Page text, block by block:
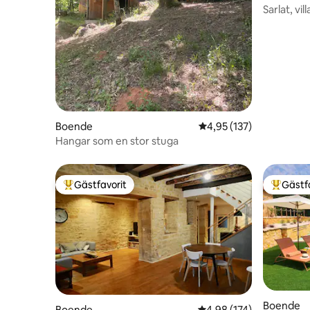
Boende 4,95 av 5 i
4,95 (137)
Hangar som en stor stuga
Sarlat,
Populär gästfavorit
Gästfavorit
Boende